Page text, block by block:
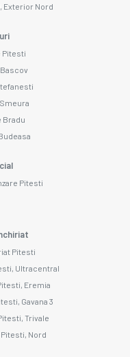
Exterior Nord
Pitesti
Bradu
Pitesti
Pitesti
Ultracentral
Eremia
Gavana 3
Trivale
Nord